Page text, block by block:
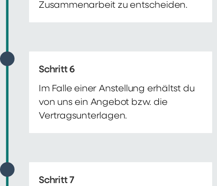
Zusammenarbeit zu entscheiden.
Schritt 6
Im Falle einer Anstellung erhältst du
von uns ein Angebot bzw. die
Vertragsunterlagen.
Schritt 7